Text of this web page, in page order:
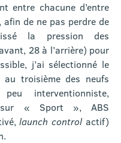
entre chacune d’entre
afin de ne pas perdre de
la pression des
28 à l’arrière) pour
j’ai sélectionné le
troisième des neufs
interventionniste,
sur « Sport », ABS
launch controlactif)